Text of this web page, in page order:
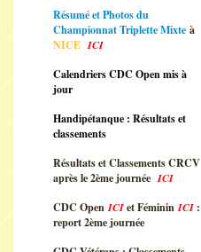
Résumé et Photos du
Championnat Triplette Mixte à
NICEICI
Calendriers CDC Open mis à
jour
Handipétanque : Résultats et
classements
Résultats et Classements CRCV
après le 2ème journée ICI
CDC OpenICIet FémininICI :
report 2ème journée